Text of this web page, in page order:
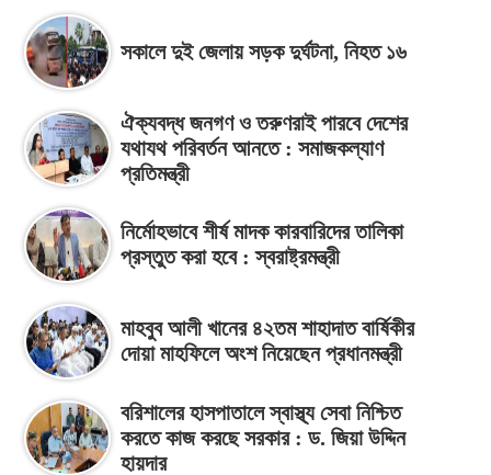
সকালে দুই জেলায় সড়ক দুর্ঘটনা, নিহত ১৬
ঐক্যবদ্ধ জনগণ ও তরুণরাই পারবে দেশের
যথাযথ পরিবর্তন আনতে : সমাজকল্যাণ
প্রতিমন্ত্রী
নির্মোহভাবে শীর্ষ মাদক কারবারিদের তালিকা
প্রস্তুত করা হবে : স্বরাষ্ট্রমন্ত্রী
মাহবুব আলী খানের ৪২তম শাহাদাত বার্ষিকীর
দোয়া মাহফিলে অংশ নিয়েছেন প্রধানমন্ত্রী
বরিশালের হাসপাতালে স্বাস্থ্য সেবা নিশ্চিত
করতে কাজ করছে সরকার : ড. জিয়া উদ্দিন
হায়দার